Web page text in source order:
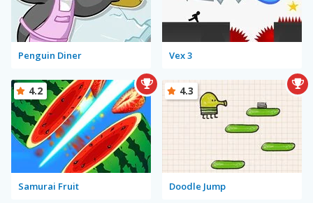
Penguin Diner Vex 3
Samurai Fruit
4.2
Doodle Jump
4.3